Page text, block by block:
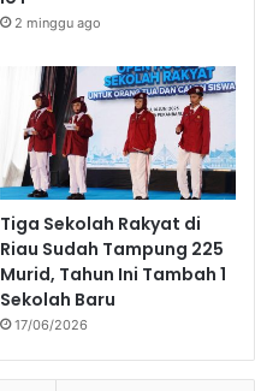
2 minggu ago
Tiga Sekolah Rakyat di
Riau Sudah Tampung 225
Murid, Tahun Ini Tambah 1
Sekolah Baru
17/06/2026